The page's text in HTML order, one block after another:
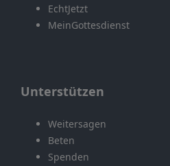
EchtJetzt
MeinGottesdienst
Unterstützen
Weitersagen
Beten
Spenden